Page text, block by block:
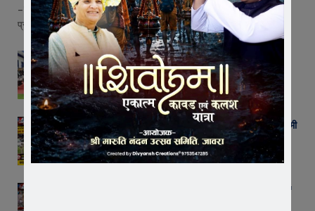
– रतलाम की पन्नालाल शैतानमल फर्म पर बकाया भाड़ा रोकने, धमकाने और मानसिक
प्रताडऩा का…
सेंट पॉल्स कॉन्वेंट स्कूल में छात्र परिषद का शपथ ग्रहण
समारोह गरिमामय माहौल में संपन्न
AUGUST 5, 2026
रतलाम के सिंदूरकिया में 20 वर्षीय युवक की गला रेतकर बेरहमी
से हत्या; शव रखकर परिजनों ने किया फोरलेन जाम
AUGUST 4, 2026